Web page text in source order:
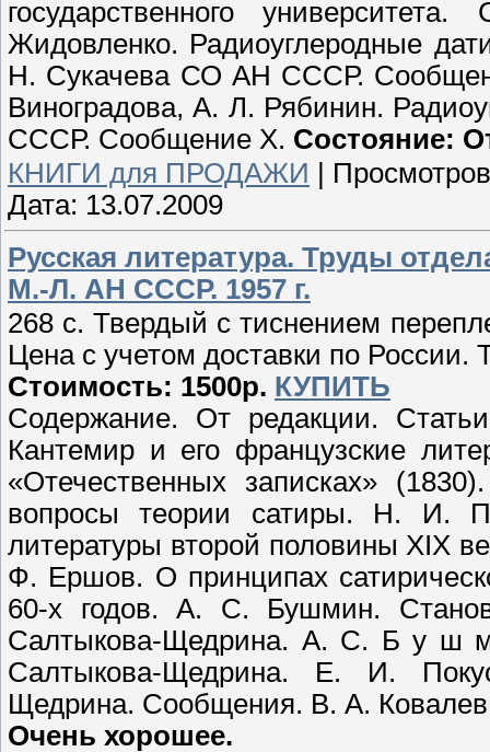
государственного
Жидовленко. Радиоуглеродные
Н. Сукачева СО АН СССР.
Виноградова, А. Л. Рябинин.
СССР. Сообщение X. Состояние:
КНИГИ для ПРОДАЖИ
Дата: 13.07.2009
Русская литература. Труды
М.-Л. АН СССР. 1957 г.
268 с. Твердый с тиснением
Цена с учетом доставки по России.
Стоимость: 1500р. КУПИТЬ
Содержание. От редакции.
Кантемир и его французские
«Отечественных записках»
вопросы теории сатиры. Н. И.
литературы второй половины XIX
Ф. Ершов. О принципах
60-х годов. А. С. Бушмин.
Салтыкова-Щедрина. A. С. Б у ш м
Салтыкова-Щедрина. Е. И.
Щедрина. Сообщения. B. А.
Очень хорошее.